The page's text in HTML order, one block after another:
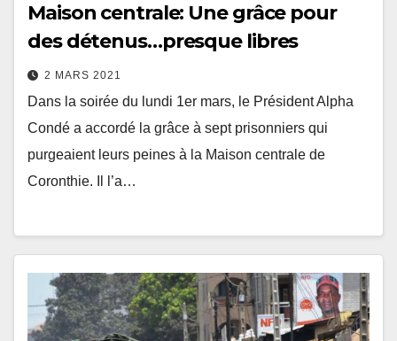
Maison centrale: Une grâce pour
des détenus…presque libres
2 MARS 2021
Dans la soirée du lundi 1er mars, le Président Alpha
Condé a accordé la grâce à sept prisonniers qui
purgeaient leurs peines à la Maison centrale de
Coronthie. Il l’a…